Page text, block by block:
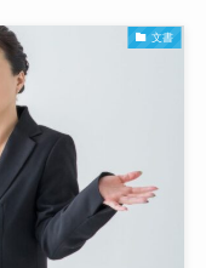
文書